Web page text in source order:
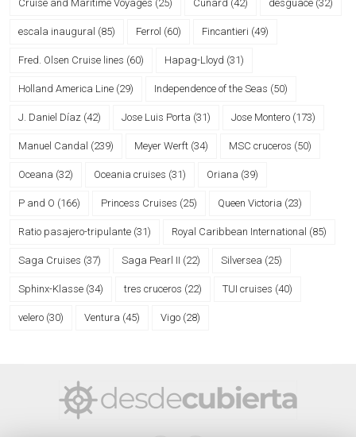
Cruise and Maritime Voyages (25) Cunard (42) desguace (32)
escala inaugural (85) Ferrol (60) Fincantieri (49)
Fred. Olsen Cruise lines (60) Hapag-Lloyd (31)
Holland America Line (29) Independence of the Seas (50)
J. Daniel Díaz (42) Jose Luis Porta (31) Jose Montero (173)
Manuel Candal (239) Meyer Werft (34) MSC cruceros (50)
Oceana (32) Oceania cruises (31) Oriana (39)
P and O (166) Princess Cruises (25) Queen Victoria (23)
Ratio pasajero-tripulante (31) Royal Caribbean International (85)
Saga Cruises (37) Saga Pearl II (22) Silversea (25)
Sphinx-Klasse (34) tres cruceros (22) TUI cruises (40)
velero (30) Ventura (45) Vigo (28)